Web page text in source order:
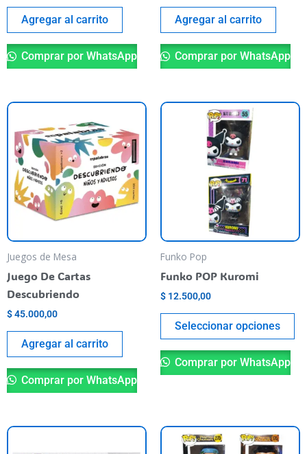
Agregar al carrito
Comprar por WhatsApp
Agregar al carrito
Comprar por WhatsApp
Juegos de Mesa
Juego De Cartas
Descubriendo
$45.000,00
Agregar al carrito
Comprar por WhatsApp
Funko Pop
Funko POP Kuromi
$ 12.500,00
Seleccionar opciones
se
Comprar por WhatsApp